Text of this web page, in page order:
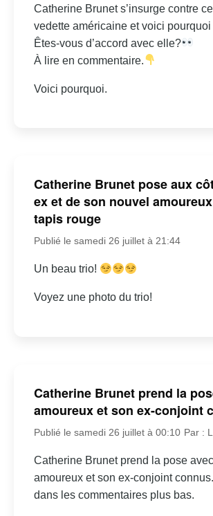
Catherine Brunet s’insurge contre
vedette américaine et voici pourquoi
Êtes-vous d’accord avec elle?
À lire en commentaire.
Voici pourquoi.
Catherine Brunet pose aux
ex et de son nouvel
tapis rouge
Publié le samedi 26 juillet à 21:44
Un beau trio!
Voyez une photo du trio!
Catherine Brunet prend la
amoureux et son ex-conjoint
Publié le samedi 26 juillet à 00:10 Par :
Catherine Brunet prend la pose
amoureux et son ex-conjoint
dans les commentaires plus bas.